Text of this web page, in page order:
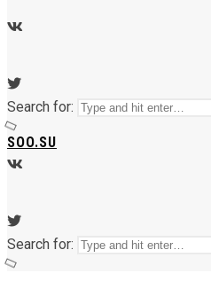
Search for:
SOO.SU
Search for: